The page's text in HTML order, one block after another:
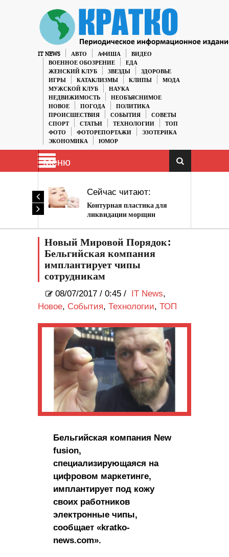
IT NEWS АВТО АФИША
ВИДЕО
ВОЕННОЕ ОБОЗРЕНИЕ
ЕДА
ЖЕНСКИЙ КЛУБ
ЗВЕЗДЫ
ЗДОРОВЬЕ
ИГРЫ
КАТАКЛИЗМЫ КЛИПЫ
МОДА
МУЖСКОЙ КЛУБ
НАУКА
НЕДВИЖИМОСТЬ
НЕОБЪЯСНИМОЕ
НОВОЕ
ПОГОДА
ПОЛИТИКА
ПРОИСШЕСТВИЯ
СОБЫТИЯ
СОВЕТЫ
СПОРТ
СТАТЬИ ТЕХНОЛОГИИ
ТОП
ФОТО
ФОТОРЕПОРТАЖИ
ЭЗОТЕРИКА
ЭКОНОМИКА
ЮМОР
Меню
Сейчас читают:
Контурная пластика для
ликвидации морщин
Новый Мировой Порядок:
Бельгийская компания
имплантирует чипы
сотрудникам
08/07/2017 / 0:45 / IT News,
Новое, События, Технологии, ТОП
Бельгийская компания New
fusion,
специализирующаяся на
цифровом маркетинге,
имплантирует под кожу
своих работников
электронные чипы,
сообщает «kratko-
news.com».